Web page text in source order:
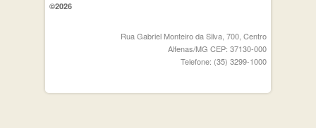
©2026
Rua Gabriel Monteiro da Silva, 700, Centro
Alfenas/MG CEP: 37130-000
Telefone: (35) 3299-1000